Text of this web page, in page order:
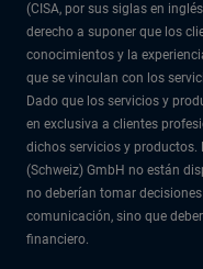
(CISA, por sus siglas en
derecho a suponer que los
conocimientos y la
que se vinculan con los
Dado que los servicios y
en exclusiva a clientes
dichos servicios y productos.
(Schweiz) GmbH no están
no deberían tomar
comunicación, sino que
financiero.